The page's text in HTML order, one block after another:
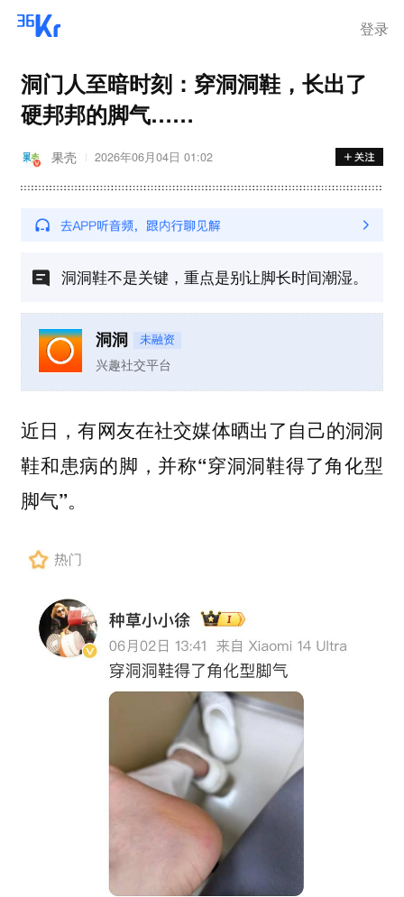
登录
洞门人至暗时刻：穿洞洞鞋，长出了
硬邦邦的脚气……
果壳 2026年06月04日 01:02
洞洞鞋不是关键，重点是别让脚长时间潮湿。
洞洞 未融资
兴趣社交平台
近日，有网友在社交媒体晒出了自己的洞洞
鞋和患病的脚，并称“穿洞洞鞋得了角化型
脚气”。